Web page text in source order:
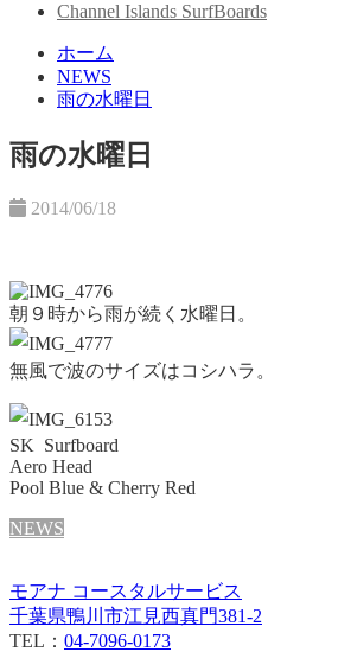
Channel Islands SurfBoards
ホーム
NEWS
雨の水曜日
雨の水曜日
2014/06/18
朝９時から雨が続く水曜日。
無風で波のサイズはコシハラ。
SK Surfboard
Aero Head
Pool Blue & Cherry Red
NEWS
モアナ コースタルサービス
千葉県鴨川市江見西真門381-2
TEL： 04-7096-0173